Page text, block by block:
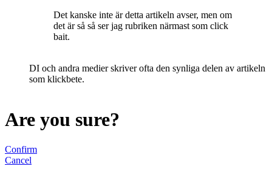
Det kanske inte är detta artikeln avser, men om
det är så så ser jag rubriken närmast som click
bait.
DI och andra medier skriver ofta den synliga delen av artikeln
som klickbete.
Are you sure?
Confirm
Cancel